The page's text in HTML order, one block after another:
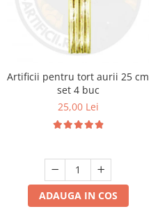
Artificii pentru tort aurii 25 cm
set 4 buc
25,00 Lei
ADAUGA IN COS